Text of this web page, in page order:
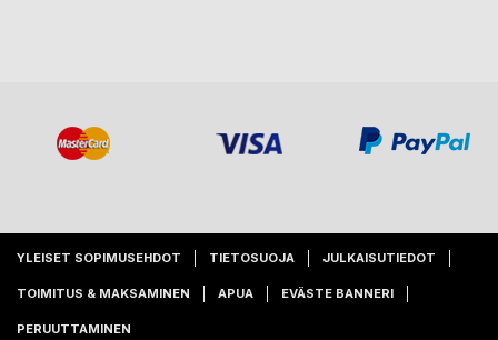
YLEISET SOPIMUSEHDOT TIETOSUOJA JULKAISUTIEDOT
TOIMITUS & MAKSAMINEN APUA EVÄSTE BANNERI
PERUUTTAMINEN